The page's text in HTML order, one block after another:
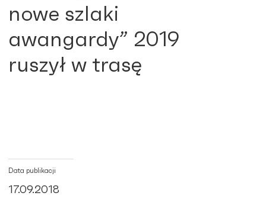
nowe szlaki
awangardy” 2019
ruszył w trasę
Data publikacji
17.09.2018